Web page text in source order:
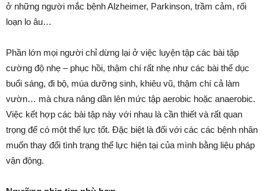
ở những người mắc bệnh Alzheimer, Parkinson, trầm cảm, rối
loạn lo âu…
Phần lớn mọi người chỉ dừng lại ở việc luyện tập các bài tập
cường độ nhẹ – phục hồi, thậm chí rất nhẹ như các bài thể dục
buổi sáng, đi bộ, múa dưỡng sinh, khiêu vũ, thậm chí cả làm
vườn… mà chưa nâng dần lên mức tập aerobic hoặc anaerobic.
Việc kết hợp các bài tập này với nhau là cần thiết và rất quan
trọng để có một thể lực tốt. Đặc biệt là đối với các các bệnh nhân
muốn thay đổi tình trạng thể lực hiện tại của mình bằng liệu pháp
vận động.